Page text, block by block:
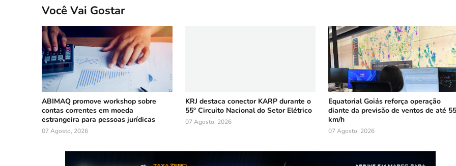
Você Vai Gostar
ABIMAQ promove workshop sobre
contas correntes em moeda
estrangeira para pessoas jurídicas
07 Agosto, 2026
KRJ destaca conector KARP durante o
55º Circuito Nacional do Setor Elétrico
07 Agosto, 2026
Equatorial Goiás reforça operação
diante da previsão de ventos de até
km/h
07 Agosto, 2026